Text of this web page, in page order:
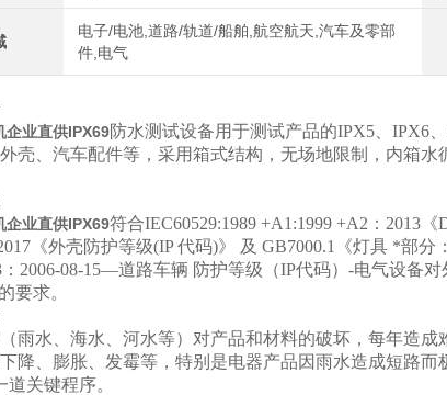
电子/电池,道路/轨道/船舶,航空航天,汽车及零部
件,电气
企业直供IPX69防水测试设备用于测试产品的IPX5、IPX6
壳、汽车配件等，采用箱式结构，无场地限制，内箱
企业直供IPX69符合IEC60529:1989 +A1:1999 +A2：2013《
《外壳防护等级(IP 代码)》 及 GB7000.1《灯具 *部分
：2006-08-15—道路车辆 防护等级（IP代码）-电气设备
要求。
雨水、海水、河水等）对产品和材料的破坏，每年造
降、膨胀、发霉等，特别是电器产品因雨水造成短路
关键程序。